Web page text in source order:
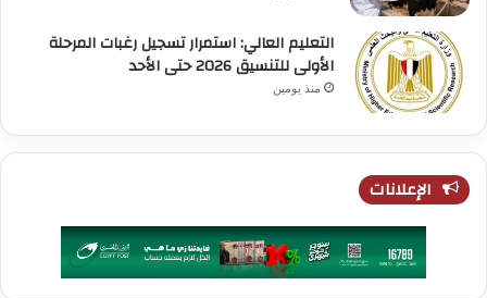
التعليم العالي: استمرار تسجيل رغبات المرحلة
الأولى للتنسيق 2026 حتى الأحد
منذ يومين
الإعلانات